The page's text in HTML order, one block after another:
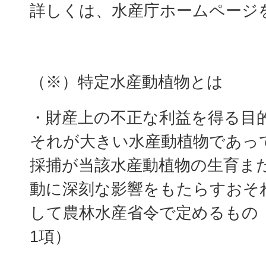
詳しくは、水産庁ホームページ
（※）特定水産動植物とは
・財産上の不正な利益を得る
それが大きい水産動植物であっ
採捕が当該水産動植物の生育ま
動に深刻な影響をもたらすお
して農林水産省令で定めるもの
1項）